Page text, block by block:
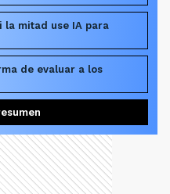
la mitad use IA para
de evaluar a los